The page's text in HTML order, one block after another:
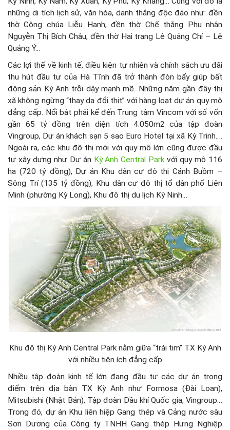
những di tích lịch sử, văn hóa, danh thắng độc đáo như: đền
thờ Công chúa Liễu Hạnh, đền thờ Chế thắng Phu nhân
Nguyễn Thị Bích Châu, đền thờ Hai trạng Lê Quảng Chí – Lê
Quảng Ý…
Các lợi thế về kinh tế, điều kiện tự nhiên và chính sách ưu đãi
thu hút đầu tư của Hà Tĩnh đã trở thành đòn bẩy giúp bất
động sản Kỳ Anh trỗi dậy mạnh mẽ. Những năm gần đây thị
xã không ngừng “thay da đổi thịt” với hàng loạt dự án quy mô
đẳng cấp. Nổi bật phải kể đến Trung tâm Vincom với số vốn
gần 65 tỷ đồng trên diện tích 4.050m2 của tập đoàn
Vingroup, Dự án khách sạn 5 sao Euro Hotel tại xã Kỳ Trinh….
Ngoài ra, các khu đô thị mới với quy mô lớn cũng được đầu
tư xây dựng như Dự án Kỳ Anh Central Parkvới quy mô 116
ha (720 tỷ đồng), Dự án Khu dân cư đô thị Cánh Buồm –
Sông Trí (135 tỷ đồng), Khu dân cư đô thị tổ dân phố Liên
Minh (phường Kỳ Long), Khu đô thị du lịch Kỳ Ninh…
Khu đô thị Kỳ Anh Central Park nằm giữa “trái tim” TX Kỳ Anh
với nhiều tiện ích đẳng cấp
Nhiều tập đoàn kinh tế lớn đang đầu tư các dự án trọng
điểm trên địa bàn TX Kỳ Anh như Formosa (Đài Loan),
Mitsubishi (Nhật Bản), Tập đoàn Dầu khí Quốc gia, Vingroup…
Trong đó, dự án Khu liên hiệp Gang thép và Cảng nước sâu
Sơn Dương của Công ty TNHH Gang thép Hưng Nghiệp